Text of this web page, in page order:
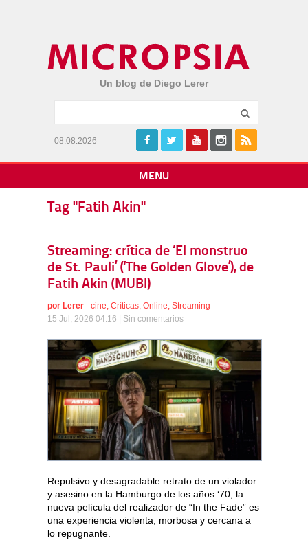
Un blog de Diego Lerer
08.08.2026
MENU
Tag "Fatih Akin"
Streaming: crítica de ‘El monstruo
de St. Pauli’ (‘The Golden Glove’), de
Fatih Akin (MUBI)
por Lerer - cine, Críticas, Online, Streaming
15 Jul, 2026 04:16 | Sin comentarios
Repulsivo y desagradable retrato de un violador
y asesino en la Hamburgo de los años ‘70, la
nueva película del realizador de “In the Fade” es
una experiencia violenta, morbosa y cercana a
lo repugnante.